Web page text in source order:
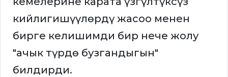
кийлигишүүлөрдү жасоо менен
бирге келишимди бир нече жолу
"ачык түрдө бузгандыгын"
билдирди.